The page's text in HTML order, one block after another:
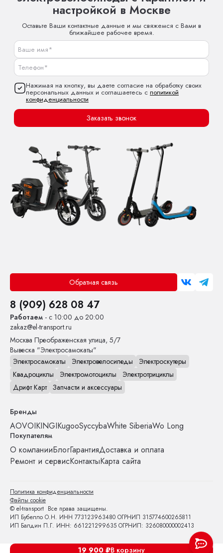
19 900 ₽В корзину
настройкой в Москве
Оставьте Ваши контактные данные и мы свяжемся с Вами в
ближайшее рабочее время.
Нажимая на кнопку, вы даете согласие на обработку своих
персональных данных и соглашаетесь с политикой
конфиденциальности
Заказать звонок
Обратная связь
8 (909) 628 08 47
Работаем - с 10:00 до 20:00
zakaz@el-transport.ru
Москва Преображенская улица, 5/7
Вывеска "Электросамокаты"
Электросамокаты
Электровелосипеды
Электроскутеры
Квадроциклы
Электромотоциклы
Электротрициклы
Дрифт Карт Запчасти и аксессуары
Бренды
AOVOIKINGIKugooSyccybaWhite SiberiaWo Long
Покупателям
О компанииБлогГарантияДоставка и оплата
Ремонт и сервисКонтактыКарта сайта
© el-transport Все права защищены.
ИП Бубелло О.Н. ИНН 773123963480 ОГРНИП 315774600265811
ИП Балдин П.Г. ИНН: 661221299635 ОГРНИП: 326080000002413
Политика конфиденциальности
Файлы cookie